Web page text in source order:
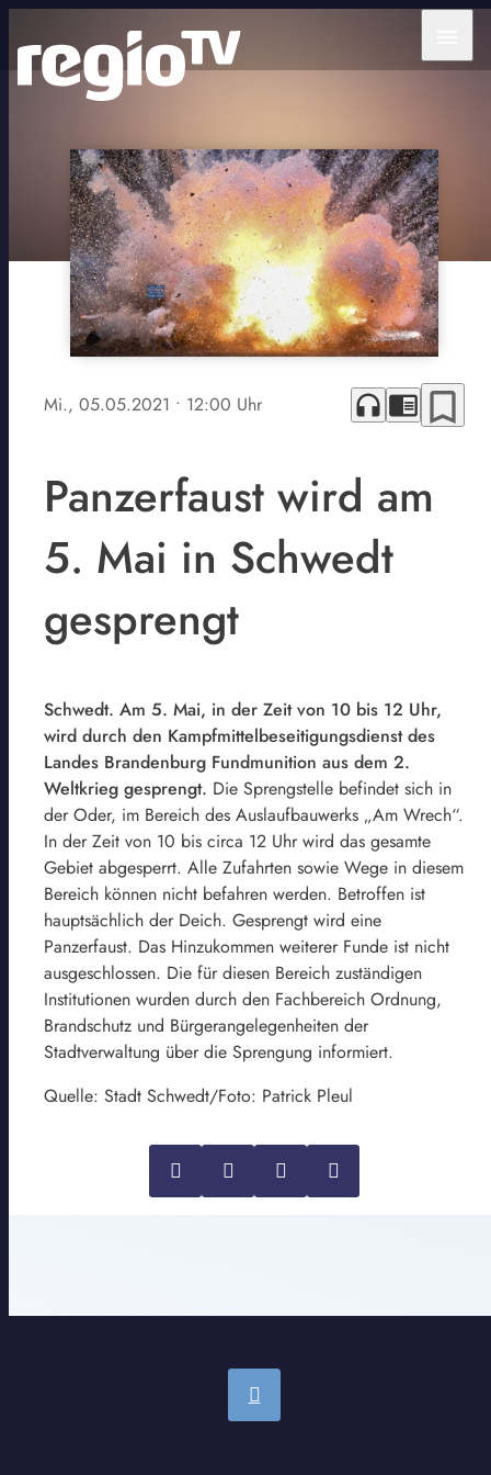
Mi., 05.05.2021 • 12:00 Uhr headphones chrome_reader_mode bookmark_border
Panzerfaust wird am
5. Mai in Schwedt
gesprengt
Schwedt. Am 5. Mai, in der Zeit von 10 bis 12 Uhr,
wird durch den Kampfmittelbeseitigungsdienst des
Landes Brandenburg Fundmunition aus dem 2.
Weltkrieg gesprengt. Die Sprengstelle befindet sich in
der Oder, im Bereich des Auslaufbauwerks „Am Wrech“.
In der Zeit von 10 bis circa 12 Uhr wird das gesamte
Gebiet abgesperrt. Alle Zufahrten sowie Wege in diesem
Bereich können nicht befahren werden. Betroffen ist
hauptsächlich der Deich. Gesprengt wird eine
Panzerfaust. Das Hinzukommen weiterer Funde ist nicht
ausgeschlossen. Die für diesen Bereich zuständigen
Institutionen wurden durch den Fachbereich Ordnung,
Brandschutz und Bürgerangelegenheiten der
Stadtverwaltung über die Sprengung informiert.
Quelle: Stadt Schwedt/Foto: Patrick Pleul